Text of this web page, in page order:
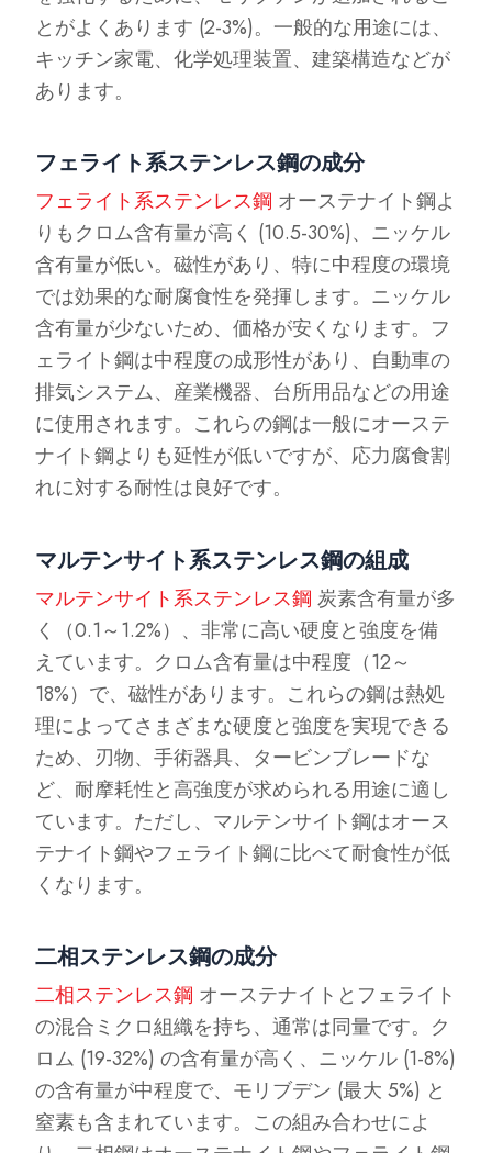
とがよくあります (2-3%)。一般的な用途には、
キッチン家電、化学処理装置、建築構造などが
あります。
フェライト系ステンレス鋼の成分
フェライト系ステンレス鋼 オーステナイト鋼よ
りもクロム含有量が高く (10.5-30%)、ニッケル
含有量が低い。磁性があり、特に中程度の環境
では効果的な耐腐食性を発揮します。ニッケル
含有量が少ないため、価格が安くなります。フ
ェライト鋼は中程度の成形性があり、自動車の
排気システム、産業機器、台所用品などの用途
に使用されます。これらの鋼は一般にオーステ
ナイト鋼よりも延性が低いですが、応力腐食割
れに対する耐性は良好です。
マルテンサイト系ステンレス鋼の組成
マルテンサイト系ステンレス鋼 炭素含有量が多
く（0.1～1.2%）、非常に高い硬度と強度を備
えています。クロム含有量は中程度（12～
18%）で、磁性があります。これらの鋼は熱処
理によってさまざまな硬度と強度を実現できる
ため、刃物、手術器具、タービンブレードな
ど、耐摩耗性と高強度が求められる用途に適し
ています。ただし、マルテンサイト鋼はオース
テナイト鋼やフェライト鋼に比べて耐食性が低
くなります。
二相ステンレス鋼の成分
二相ステンレス鋼 オーステナイトとフェライト
の混合ミクロ組織を持ち、通常は同量です。ク
ロム (19-32%) の含有量が高く、ニッケル (1-8%)
の含有量が中程度で、モリブデン (最大 5%) と
窒素も含まれています。この組み合わせによ